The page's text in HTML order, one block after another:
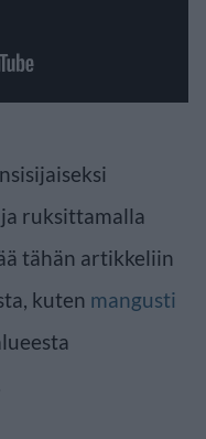
ja ruksittamalla
tähän artikkeliin
kuten mangusti